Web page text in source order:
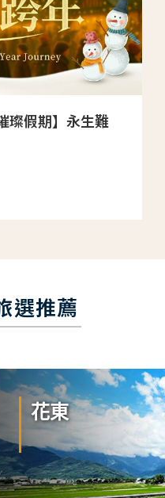
璨假期】永生難
選推薦
花東